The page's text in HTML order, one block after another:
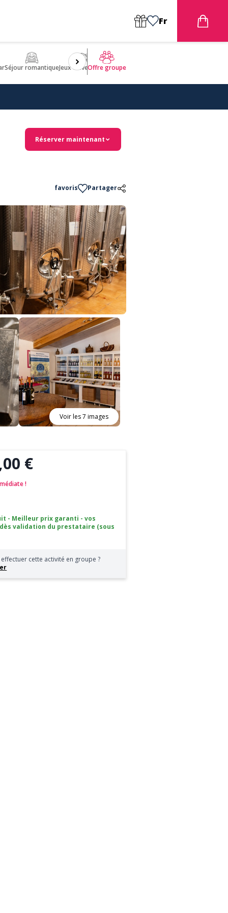
Fr
Séjour romantiqueJeux d'aventuresBien être
Offre groupe
Réserver maintenant
favoris Partager
Voir les 7 images
€
!
- Meilleur prix garanti - vos
validation du prestataire (sous
cette activité en groupe ?